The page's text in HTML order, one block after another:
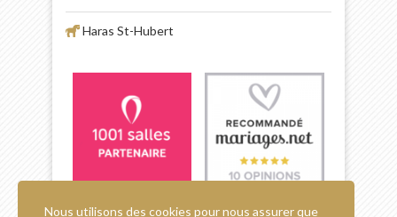
Haras St-Hubert
Nous utilisons des cookies pour nous assurer que